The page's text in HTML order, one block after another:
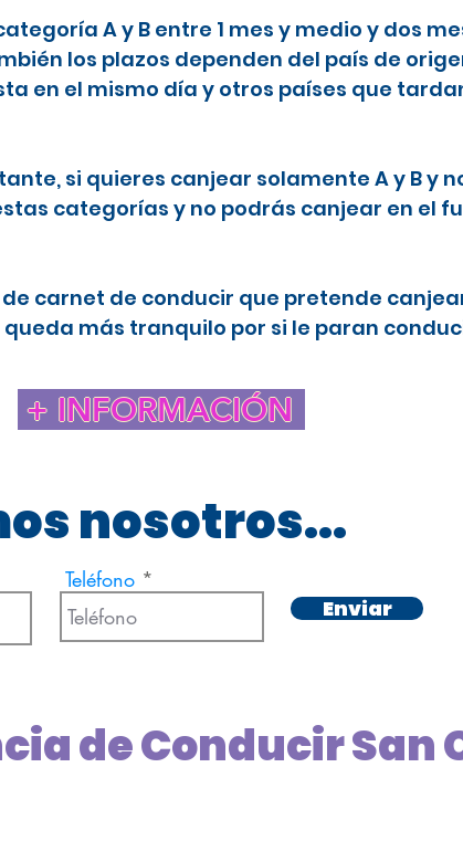
A y B entre 1 mes y medio y dos
los plazos dependen del país de
en el mismo día y otros países que
si quieres canjear solamente A y B y
categorías y no podrás canjear en el
de carnet de conducir que pretende
más tranquilo por si le paran
+ INFORMACIÓN
nosotros...
Teléfono
Enviar
de Conducir San